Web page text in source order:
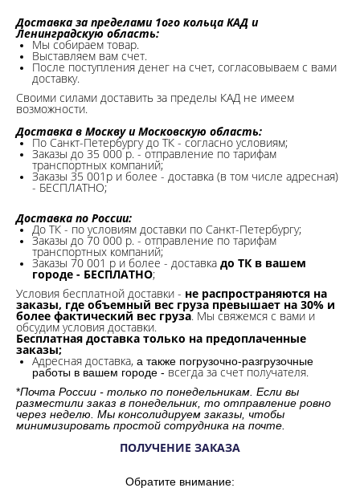
Доставка за пределами 1ого кольца КАД и
Ленинградскую область:
Мы собираем товар.
Выставляем вам счет.
После поступления денег на счет, согласовываем с вами
доставку.
Своими силами доставить за пределы КАД не имеем
возможности.​
Доставка в Москву и Московскую область:
По Санкт-Петербургу до ТК - согласно условиям;
Заказы до 35 000 р. - отправление по тарифам
транспортных компаний;
Заказы 35 001р и более - доставка (в том числе адресная)
- БЕСПЛАТНО;
Доставка по России:
До ТК - по условиям доставки по Санкт-Петербургу;
Заказы до 70 000 р. - отправление по тарифам
транспортных компаний;
Заказы 70 001 р и более - доставка до ТК в вашем
городе - БЕСПЛАТНО;
Условия бесплатной доставки - не распространяются на
заказы, где объемный вес груза превышает на 30% и
более фактический вес груза. Мы свяжемся с вами и
обсудим условия доставки.
Бесплатная доставка только на предоплаченные
заказы;
Адресная доставка, а также погрузочно-разгрузочные
работы в вашем городе - всегда за счет получателя.
*Почта России - только по понедельникам. Если вы
разместили заказ в понедельник, то отправление ровно
через неделю. Мы консолидируем заказы, чтобы
минимизировать простой сотрудника на почте.
ПОЛУЧЕНИЕ ЗАКАЗА
Обратите внимание: